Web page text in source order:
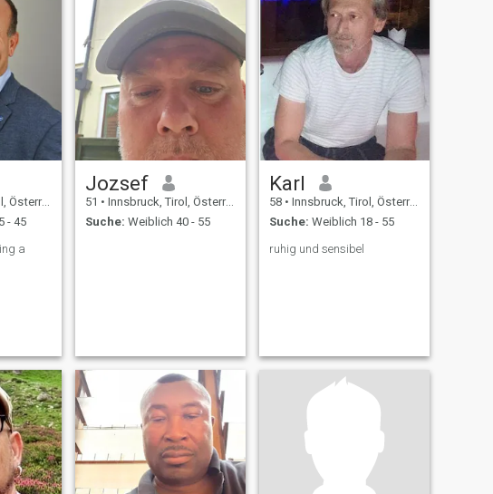
- 45
a
Jozsef
51 • Innsbruck, Tirol, Österreich
Suche: Weiblich 40 - 55
Karl
58 • Innsbruck, Tirol, Österreich
Suche: Weiblich 18 - 55
ruhig und sensibel